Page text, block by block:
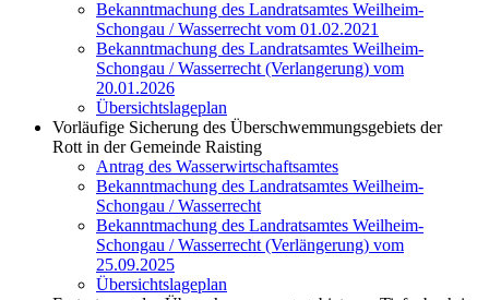
Bekanntmachung des Landratsamtes Weilheim-
Schongau / Wasserrecht vom 01.02.2021
Bekanntmachung des Landratsamtes Weilheim-
Schongau / Wasserrecht (Verlangerung) vom
20.01.2026
Übersichtslageplan
Vorläufige Sicherung des Überschwemmungsgebiets der
Rott in der Gemeinde Raisting
Antrag des Wasserwirtschaftsamtes
Bekanntmachung des Landratsamtes Weilheim-
Schongau / Wasserrecht
Bekanntmachung des Landratsamtes Weilheim-
Schongau / Wasserrecht (Verlängerung) vom
25.09.2025
Übersichtslageplan